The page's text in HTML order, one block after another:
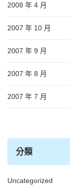
2008 年 4 月
2007 年 10 月
2007 年 9 月
2007 年 8 月
2007 年 7 月
分類
Uncategorized